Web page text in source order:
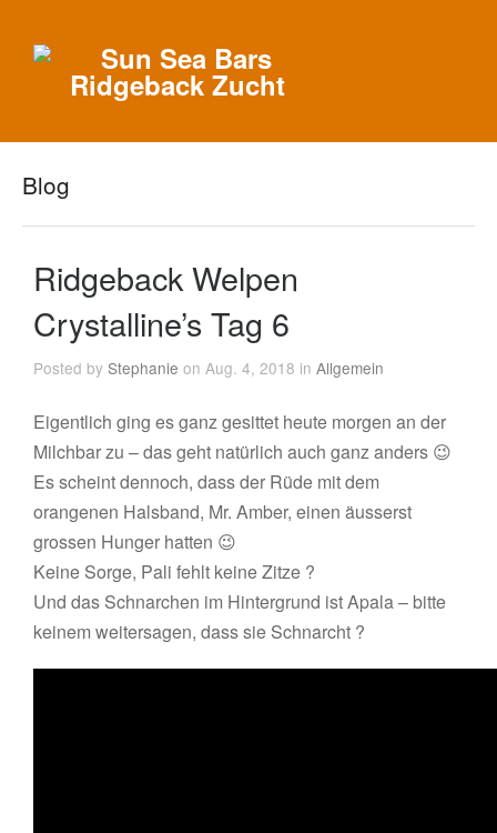
Blog
Ridgeback Welpen
Crystalline’s Tag 6
Posted byStephanie on Aug. 4, 2018 inAllgemein
Eigentlich ging es ganz gesittet heute morgen an der
Milchbar zu – das geht natürlich auch ganz anders 😉
Es scheint dennoch, dass der Rüde mit dem
orangenen Halsband, Mr. Amber, einen äusserst
grossen Hunger hatten 😉
Keine Sorge, Pali fehlt keine Zitze ?
Und das Schnarchen im Hintergrund ist Apala – bitte
keinem weitersagen, dass sie Schnarcht ?